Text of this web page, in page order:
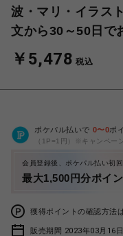
波・マリ・イラス
文から30～50日で
￥5,478 税込
ポケパル払いで 0〜0ポ
（1P=1円）※キャンペー
会員登録後、ポケパル払い初
最大1,500円分ポイ
獲得ポイントの確認方法
販売期間 2023年03月16